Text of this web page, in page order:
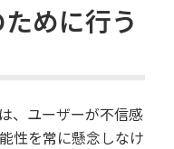
めに行う
、ユーザーが不信感
性を常に懸念しなけ